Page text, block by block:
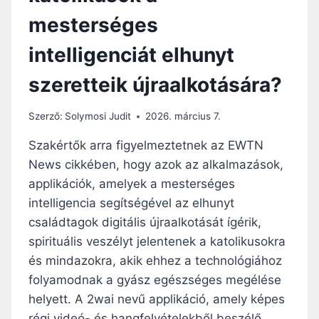
N
K
Ö
S
D
H
É
F
Ő
N
J
E
E
N
I
K
E
mesterséges
intelligenciát elhunyt
szeretteik újraalkotására?
Szerző: Solymosi Judit 2026. március 7.
Szakértők arra figyelmeztetnek az EWTN
News cikkében, hogy azok az alkalmazások,
applikációk, amelyek a mesterséges
intelligencia segítségével az elhunyt
családtagok digitális újraalkotását ígérik,
spirituális veszélyt jelentenek a katolikusokra
és mindazokra, akik ehhez a technológiához
folyamodnak a gyász egészséges megélése
helyett. A 2wai nevű applikáció, amely képes